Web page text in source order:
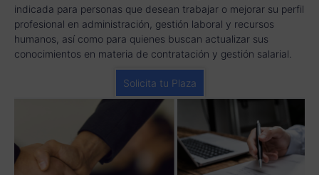
indicada para personas que desean trabajar o mejorar su perfil
profesional en administración, gestión laboral y recursos
humanos, así como para quienes buscan actualizar sus
conocimientos en materia de contratación y gestión salarial.
Solicita tu Plaza